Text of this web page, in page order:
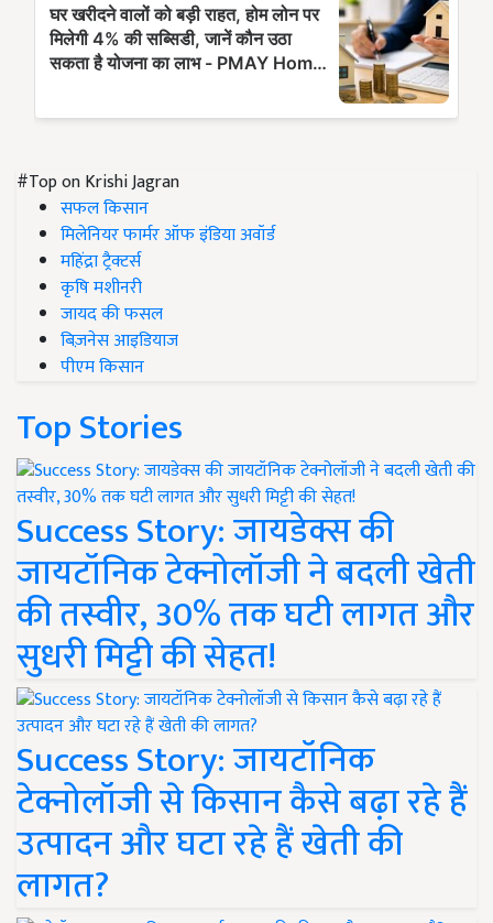
#Top on Krishi Jagran
सफल किसान
मिलेनियर फार्मर ऑफ इंडिया अवॉर्ड
महिंद्रा ट्रैक्टर्स
कृषि मशीनरी
जायद की फसल
बिज़नेस आइडियाज
पीएम किसान
Top Stories
Success Story: जायडेक्स की
जायटॉनिक टेक्नोलॉजी ने बदली खेती
की तस्वीर, 30% तक घटी लागत और
सुधरी मिट्टी की सेहत!
Success Story: जायटॉनिक
टेक्नोलॉजी से किसान कैसे बढ़ा रहे हैं
उत्पादन और घटा रहे हैं खेती की
लागत?